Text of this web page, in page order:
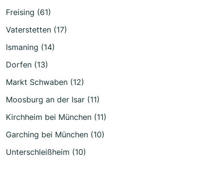
Freising (61)
Vaterstetten (17)
Ismaning (14)
Dorfen (13)
Markt Schwaben (12)
Moosburg an der Isar (11)
Kirchheim bei München (11)
Garching bei München (10)
Unterschleißheim (10)